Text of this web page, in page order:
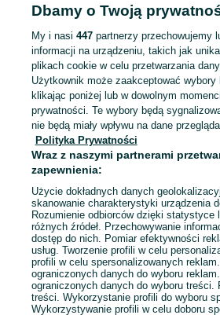
POLSKA » DOLNOŚLĄSKIE » WROCŁAW
KATEGORIA
Mapa kategorii
Mapa miejscowości
Mapa ministron
Popularne wyszukiwania
Dbamy o Twoją
My i nasi 447partnerzy przechowujemy
informacji na urządzeniu, takich jak
plikach cookie w celu przetwarzania
Użytkownik może zaakceptować wybory
klikając poniżej lub w dowolnym
prywatności. Te wybory będą
nie będą miały wpływu na dane
Polityka Prywatności
Wraz z naszymi partnerami
zapewnienia:
Użycie dokładnych danych
skanowanie charakterystyki urządzenia
Rozumienie odbiorców dzięki statystyce
różnych źródeł. Przechowywanie
dostęp do nich. Pomiar efektywności
usług. Tworzenie profili w celu
profili w celu spersonalizowanych
ograniczonych danych do wyboru
ograniczonych danych do wyboru treści.
treści. Wykorzystanie profili do wyboru
Wykorzystywanie profili w celu doboru